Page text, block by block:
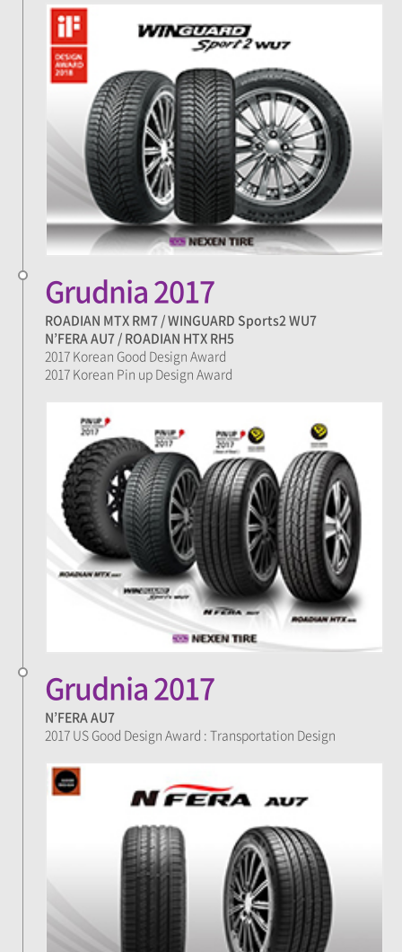
Grudnia 2017
ROADIAN MTX RM7 / WINGUARD Sports2 WU7
N’FERA AU7 / ROADIAN HTX RH5
2017 Korean Good Design Award
2017 Korean Pin up Design Award
Grudnia 2017
N’FERA AU7
2017 US Good Design Award : Transportation Design